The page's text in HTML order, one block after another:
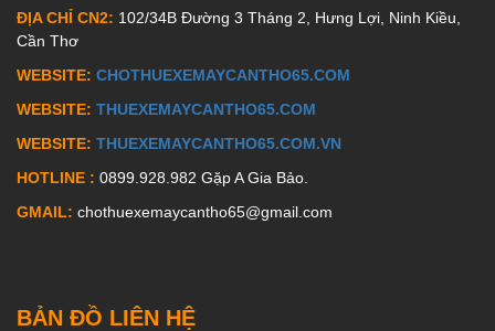
ĐỊA CHỈ CN2: 102/34B Đường 3 Tháng 2, Hưng Lợi, Ninh Kiều,
Cần Thơ
WEBSITE: CHOTHUEXEMAYCANTHO65.COM
WEBSITE: THUEXEMAYCANTHO65.COM
WEBSITE: THUEXEMAYCANTHO65.COM.VN
HOTLINE : 0899.928.982 Gặp A Gia Bảo.
GMAIL: chothuexemaycantho65@gmail.com
BẢN ĐỒ LIÊN HỆ